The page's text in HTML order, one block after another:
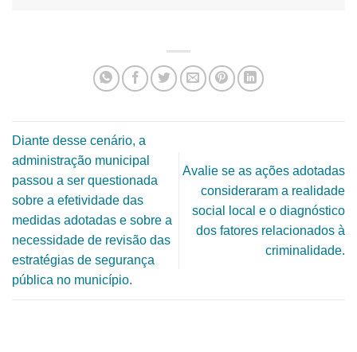
Diante desse cenário, a
administração municipal
passou a ser questionada
sobre a efetividade das
medidas adotadas e sobre a
necessidade de revisão das
estratégias de segurança
pública no município.
Avalie se as ações adotadas
consideraram a realidade
social local e o diagnóstico
dos fatores relacionados à
criminalidade.